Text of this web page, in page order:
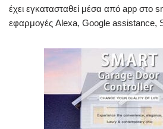
έχει εγκατασταθεί μέσα από app στο
εφαρμογές Alexa, Google assistance,